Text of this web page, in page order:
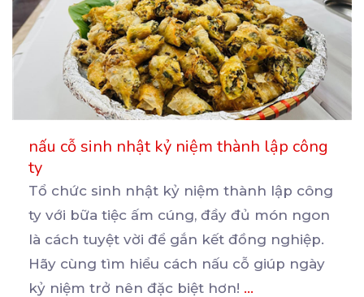
nấu cỗ sinh nhật kỷ niệm thành lập công
ty
Tổ chức sinh nhật kỷ niệm thành lập công
ty với bữa tiệc ấm cúng, đầy đủ món ngon
là cách tuyệt vời để gắn kết đồng nghiệp.
Hãy cùng tìm hiểu cách nấu cỗ giúp ngày
kỷ niệm trở nên đặc biệt hơn! ...